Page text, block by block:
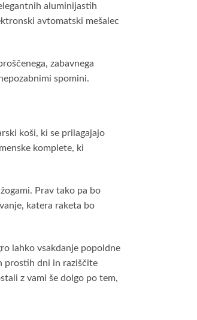
aluminijastih
avtomatski mešalec
zabavnega
spomini.
koši, ki se prilagajajo
komplete, ki
Prav tako pa bo
katera raketa bo
lahko vsakdanje popoldne
prostih dni in raziščite
z vami še dolgo po tem,